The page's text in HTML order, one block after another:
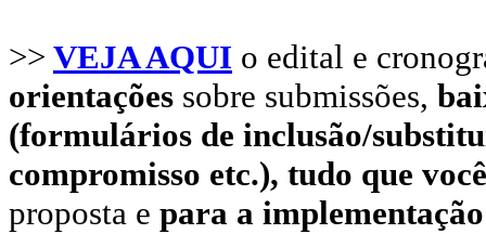
>> VEJA AQUI o edital e
orientações sobre submissões,
(formulários de inclusão/
compromisso etc.), tudo que
proposta e para a